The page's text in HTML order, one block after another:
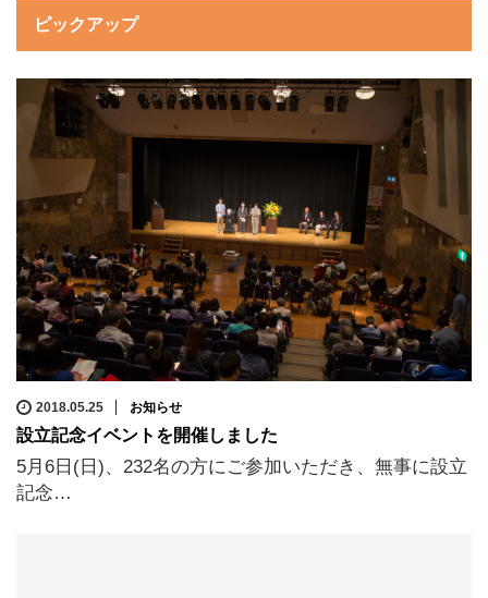
ピックアップ
2018.05.25 お知らせ
設立記念イベントを開催しました
5月6日(日)、232名の方にご参加いただき、無事に設立
記念…